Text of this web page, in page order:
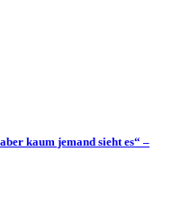
kaum jemand sieht es“ –